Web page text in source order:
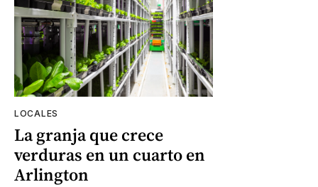
LOCALES
La granja que crece
verduras en un cuarto en
Arlington